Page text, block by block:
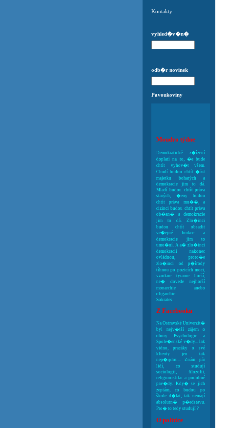
Kontakty
vyhled�v�n�
odb�r novinek
Pavoukoviny
Moudro týdne
Demokratické z�ízení
doplatí na to, �e bude
chtít vyhov�t všem.
Chudí budou chtít �ást
majetku bohatých a
demokracie jim to dá.
Mladí budou chtít práva
starých, �eny budou
chtít práva mu��, a
cizinci budou chtít práva
ob�an� a demokracie
jim to dá. Zlo�inci
budou chtít obsadit
ve�ejné funkce a
demokracie jim to
umo�ní. A a� zlo�inci
demokracii nakonec
ovládnou, proto�e
zlo�inci od p�írody
tíhnou po pozicích moci,
vznikne tyranie horší,
ne� dovede nejhorší
monarchie anebo
oligarchie.
Sokrates
Z Facebooku
Na Ostravské Univerzit�
byl nejv�tší zájem o
obory Psychologie a
Spole�enské v�dy... Jak
vidno, pracáky o své
klienty jen tak
nep�ijdou... Znám pár
lidí, co studují
sociologii, filozofii,
religionistiku a podobné
pav�dy. Kdy� se jich
zeptám, co budou po
škole d�lat, tak nemají
absolutn� p�edstavu.
Pro� to tedy studují ?
O politice